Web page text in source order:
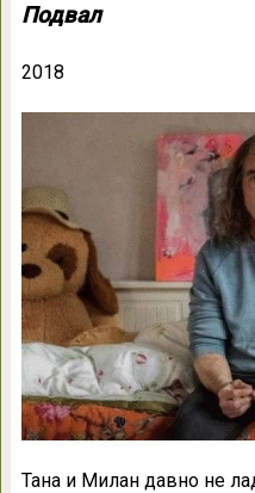
Подвал
2018
Тана и Милан давно не